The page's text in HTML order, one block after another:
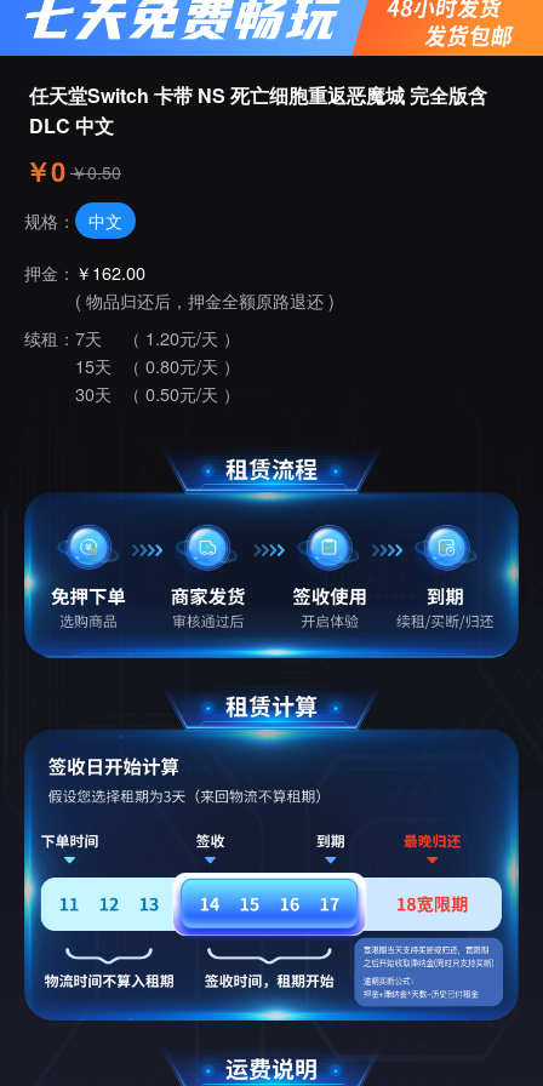
任天堂Switch 卡带 NS 死亡细胞重返恶魔城 完全版含
DLC 中文
￥0 ￥0.50
规格： 中文
押金： ￥162.00
( 物品归还后，押金全额原路退还 )
续租： 7天
（ 1.20元/天 ）
15天
（ 0.80元/天 ）
30天
（ 0.50元/天 ）